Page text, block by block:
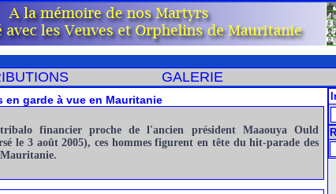
GALERIE
en garde à vue en Mauritanie
financier proche de l'ancien président Maaouya Ould
le 3 août 2005), ces hommes figurent en tête du hit-parade des
Mauritanie.